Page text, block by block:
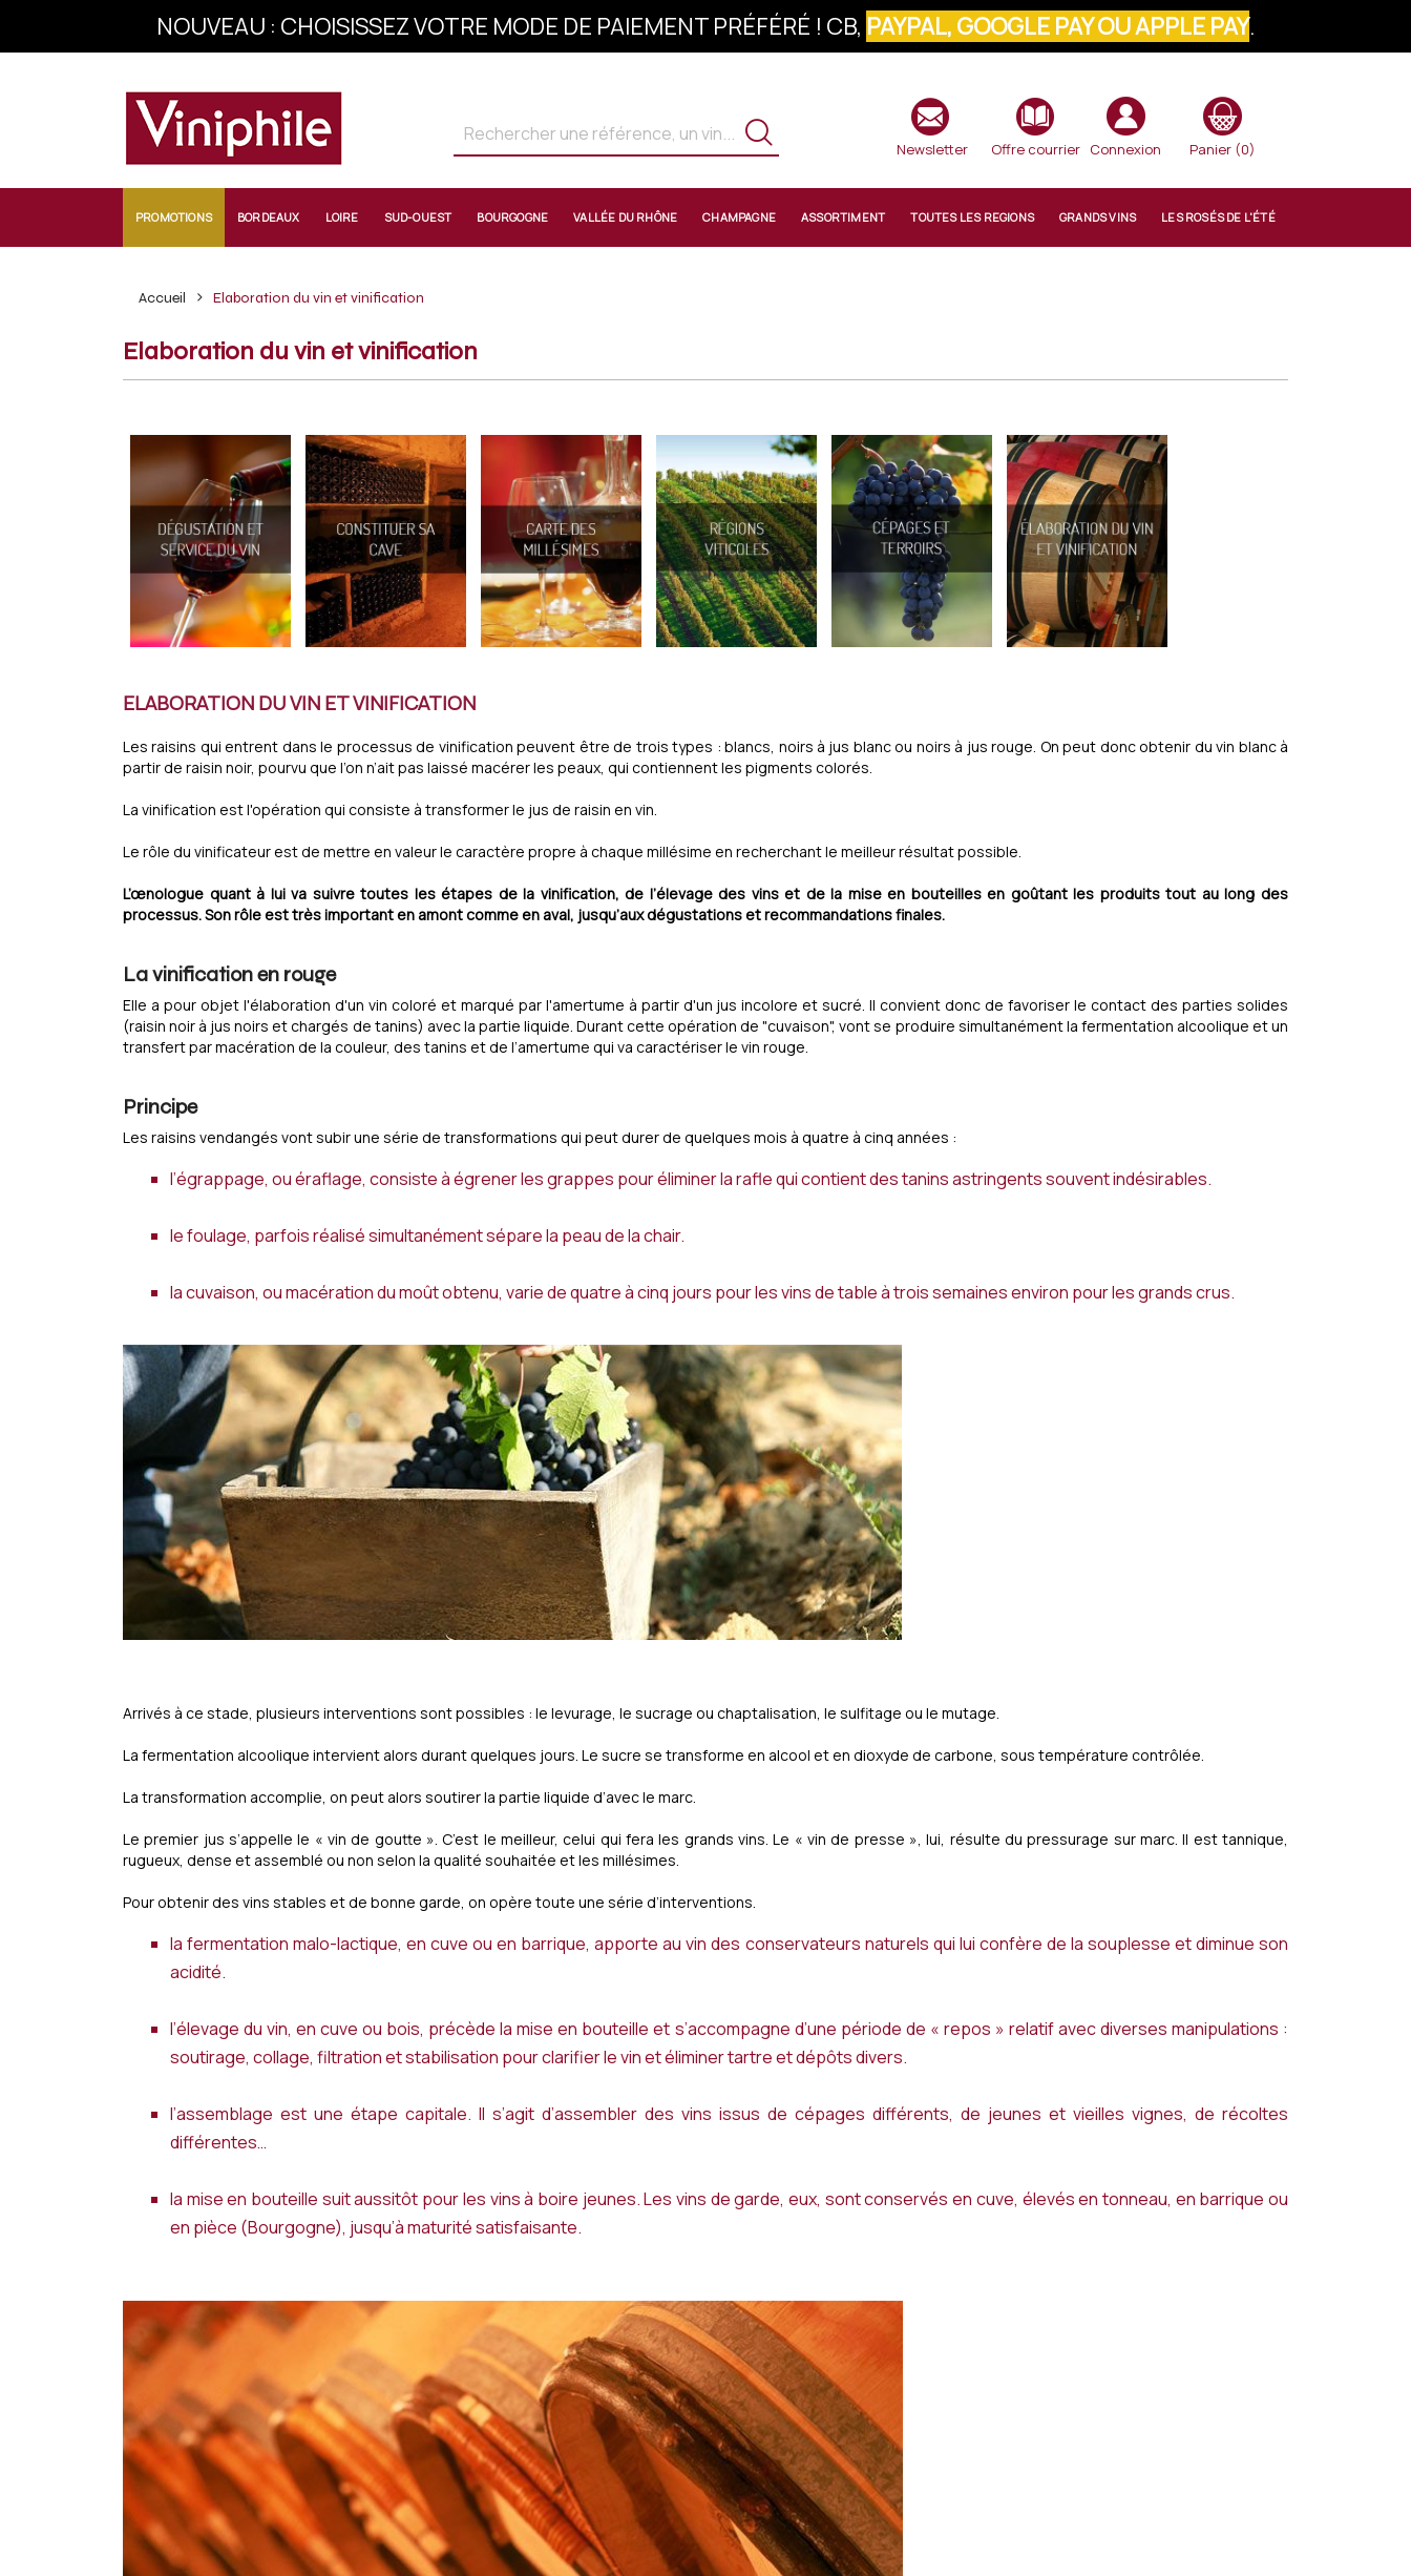
INSCRIVEZ-VOUS À LA NEWSLETTER : 10% OFFERTS SUR VOTRE COMMANDE
Newsletter Offre courrier Connexion Panier (0)
PROMOTIONS BORDEAUX LOIRE SUD-OUEST BOURGOGNE VALLÉE DU RHÔNE CHAMPAGNE ASSORTIMENT TOUTES LES REGIONS GRANDS VINS LES ROSÉS DE L'ÉTÉ
Accueil Elaboration du vin et vinification
Elaboration du vin et vinification
ELABORATION DU VIN ET VINIFICATION
Les raisins qui entrent dans le processus de vinification peuvent être de trois types : blancs, noirs à jus blanc ou noirs à jus rouge. On peut donc obtenir du vin blanc à
partir de raisin noir, pourvu que l’on n’ait pas laissé macérer les peaux, qui contiennent les pigments colorés.
La vinification est l'opération qui consiste à transformer le jus de raisin en vin.
Le rôle du vinificateur est de mettre en valeur le caractère propre à chaque millésime en recherchant le meilleur résultat possible.
L’œnologue quant à lui va suivre toutes les étapes de la vinification, de l’élevage des vins et de la mise en bouteilles en goûtant les produits tout au long des
processus. Son rôle est très important en amont comme en aval, jusqu’aux dégustations et recommandations finales.
La vinification en rouge
Elle a pour objet l'élaboration d'un vin coloré et marqué par l'amertume à partir d'un jus incolore et sucré. Il convient donc de favoriser le contact des parties solides
(raisin noir à jus noirs et chargés de tanins) avec la partie liquide. Durant cette opération de "cuvaison", vont se produire simultanément la fermentation alcoolique et un
transfert par macération de la couleur, des tanins et de l’amertume qui va caractériser le vin rouge.
Principe
Les raisins vendangés vont subir une série de transformations qui peut durer de quelques mois à quatre à cinq années :
l’égrappage, ou éraflage, consiste à égrener les grappes pour éliminer la rafle qui contient des tanins astringents souvent indésirables.
le foulage, parfois réalisé simultanément sépare la peau de la chair.
la cuvaison, ou macération du moût obtenu, varie de quatre à cinq jours pour les vins de table à trois semaines environ pour les grands crus.
Arrivés à ce stade, plusieurs interventions sont possibles : le levurage, le sucrage ou chaptalisation, le sulfitage ou le mutage.
La fermentation alcoolique intervient alors durant quelques jours. Le sucre se transforme en alcool et en dioxyde de carbone, sous température contrôlée.
La transformation accomplie, on peut alors soutirer la partie liquide d’avec le marc.
Le premier jus s’appelle le « vin de goutte ». C’est le meilleur, celui qui fera les grands vins. Le « vin de presse », lui, résulte du pressurage sur marc. Il est tannique,
rugueux, dense et assemblé ou non selon la qualité souhaitée et les millésimes.
Pour obtenir des vins stables et de bonne garde, on opère toute une série d’interventions.
la fermentation malo-lactique, en cuve ou en barrique, apporte au vin des conservateurs naturels qui lui confère de la souplesse et diminue son
acidité.
l’élevage du vin, en cuve ou bois, précède la mise en bouteille et s’accompagne d’une période de « repos » relatif avec diverses manipulations :
soutirage, collage, filtration et stabilisation pour clarifier le vin et éliminer tartre et dépôts divers.
l’assemblage est une étape capitale. Il s’agit d’assembler des vins issus de cépages différents, de jeunes et vieilles vignes, de récoltes
différentes…
la mise en bouteille suit aussitôt pour les vins à boire jeunes. Les vins de garde, eux, sont conservés en cuve, élevés en tonneau, en barrique ou
en pièce (Bourgogne), jusqu’à maturité satisfaisante.